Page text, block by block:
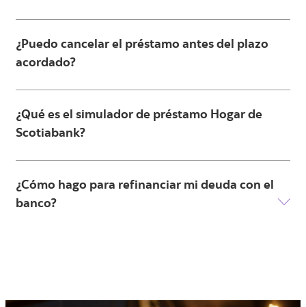
¿Puedo cancelar el préstamo antes del plazo
acordado?
¿Qué es el simulador de préstamo Hogar de
Scotiabank?
¿Cómo hago para refinanciar mi deuda con el
banco?